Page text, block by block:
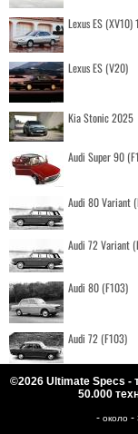
Lexus ES (XV10)
Lexus ES (V20)
Kia Stonic 2025
Audi Super 90
Audi 80 Variant
Audi 72 Variant
Audi 80 (F103)
Audi 72 (F103)
©2026 Ultimate Specs -
50.000
- около -